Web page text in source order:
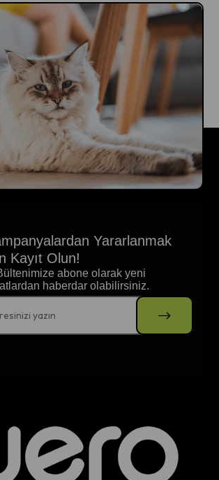
Yararlanmak
Kayıt Olun!
abone olarak yeni
haberdar olabilirsiniz.